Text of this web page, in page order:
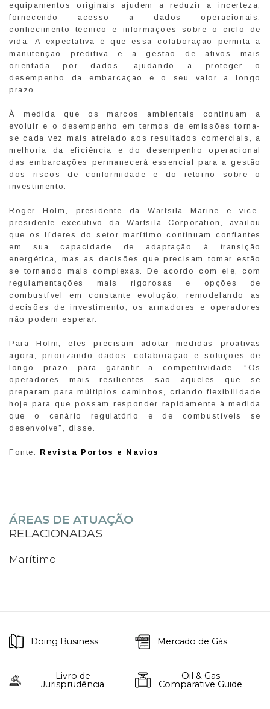
equipamentos originais ajudem a reduzir a incerteza,
fornecendo acesso a dados operacionais,
conhecimento técnico e informações sobre o ciclo de
vida. A expectativa é que essa colaboração permita a
manutenção preditiva e a gestão de ativos mais
orientada por dados, ajudando a proteger o
desempenho da embarcação e o seu valor a longo
prazo.
À medida que os marcos ambientais continuam a
evoluir e o desempenho em termos de emissões torna-
se cada vez mais atrelado aos resultados comerciais, a
melhoria da eficiência e do desempenho operacional
das embarcações permanecerá essencial para a gestão
dos riscos de conformidade e do retorno sobre o
investimento.
Roger Holm, presidente da Wärtsilä Marine e vice-
presidente executivo da Wärtsilä Corporation, availou
que os líderes do setor marítimo continuam confiantes
em sua capacidade de adaptação à transição
energética, mas as decisões que precisam tomar estão
se tornando mais complexas. De acordo com ele, com
regulamentações mais rigorosas e opções de
combustível em constante evolução, remodelando as
decisões de investimento, os armadores e operadores
não podem esperar.
Para Holm, eles precisam adotar medidas proativas
agora, priorizando dados, colaboração e soluções de
longo prazo para garantir a competitividade. “Os
operadores mais resilientes são aqueles que se
preparam para múltiplos caminhos, criando flexibilidade
hoje para que possam responder rapidamente à medida
que o cenário regulatório e de combustíveis se
desenvolve”, disse.
Fonte: Revista Portos e Navios
ÁREAS DE ATUAÇÃO
RELACIONADAS
Marítimo
Doing Business Mercado de Gás
Livro de
Jurisprudência
Oil & Gas
Comparative Guide